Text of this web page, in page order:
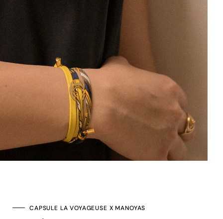
CAPSULE LA VOYAGEUSE X MANOYAS